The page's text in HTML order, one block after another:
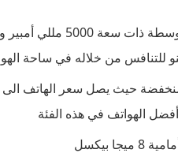
بطارية عملاقة لن تجدها في معظم
للتنافس من خلاله في ساحة
الهواتف في هذه الفئة